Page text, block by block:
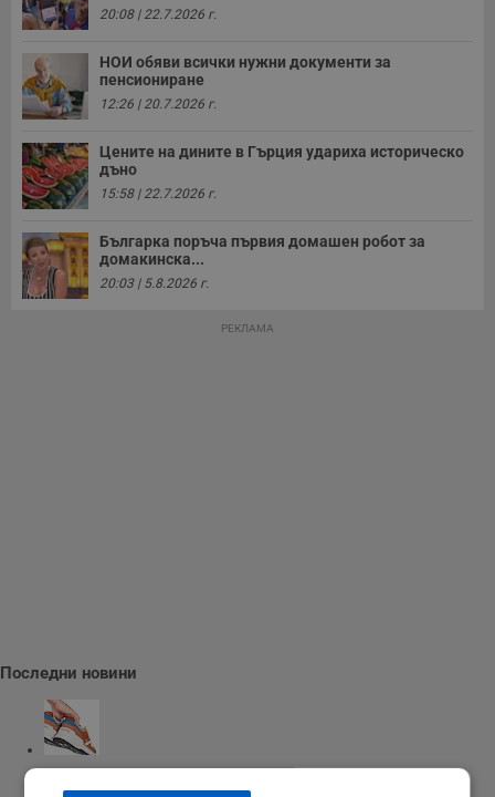
20:08 | 22.7.2026 г.
НОИ обяви всички нужни документи за
пенсиониране
12:26 | 20.7.2026 г.
Цените на дините в Гърция удариха историческо
дъно
15:58 | 22.7.2026 г.
Българка поръча първия домашен робот за
домакинска...
20:03 | 5.8.2026 г.
РЕКЛАМА
Последни новини